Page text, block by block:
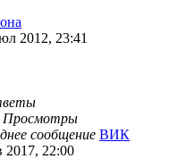
2012, 23:41
Просмотры
сообщение ВИК
2017, 22:00